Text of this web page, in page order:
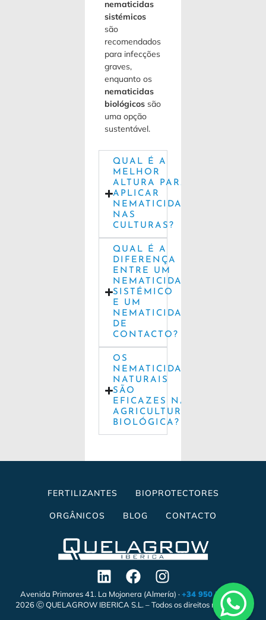
nematicidas
sistémicos
são
recomendados
para infecções
graves,
enquanto os
nematicidas
biológicos são
uma opção
sustentável.
QUAL É A
MELHOR
ALTURA PARA
APLICAR
NEMATICIDAS
NAS
CULTURAS?
QUAL É A
DIFERENÇA
ENTRE UM
NEMATICIDA
SISTÉMICO
E UM
NEMATICIDA
DE
CONTACTO?
OS
NEMATICIDAS
NATURAIS
SÃO
EFICAZES NA
AGRICULTURA
BIOLÓGICA?
FERTILIZANTES BIOPROTECTORES
ORGÂNICOS BLOG CONTACTO
Avenida Primores 41. La Mojonera (Almería) ·+34 950 558 338
2026 Ⓒ QUELAGROW IBERICA S.L. – Todos os direitos reservados